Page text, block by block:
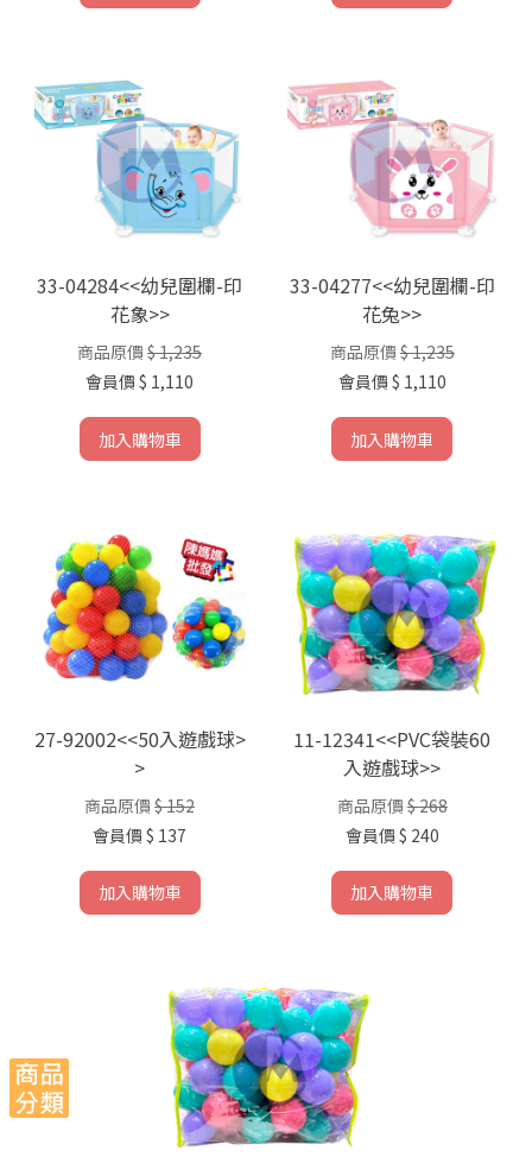
33-04284<<幼兒圍欄-印
花象>>
商品原價 $ 1,235
會員價 $ 1,110
加入購物車
33-04277<<幼兒圍欄-印
花兔>>
商品原價 $ 1,235
會員價 $ 1,110
加入購物車
27-92002<<50入遊戲球>
>
商品原價 $ 152
會員價 $ 137
加入購物車
11-12341<<PVC袋裝60
入遊戲球>>
商品原價 $ 268
會員價 $ 240
加入購物車